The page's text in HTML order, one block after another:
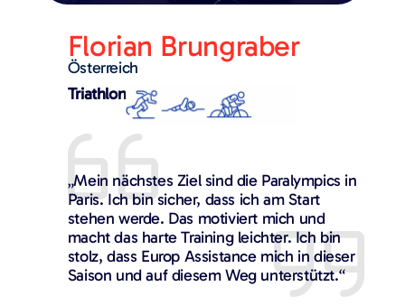
Florian Brungraber
Österreich
Triathlon
„Mein nächstes Ziel sind die Paralympics in
Paris. Ich bin sicher, dass ich am Start
stehen werde. Das motiviert mich und
macht das harte Training leichter. Ich bin
stolz, dass Europ Assistance mich in dieser
Saison und auf diesem Weg unterstützt.“